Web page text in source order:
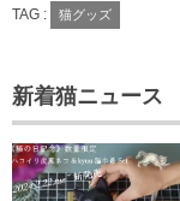
TAG : 猫グッズ
新着猫ニュース